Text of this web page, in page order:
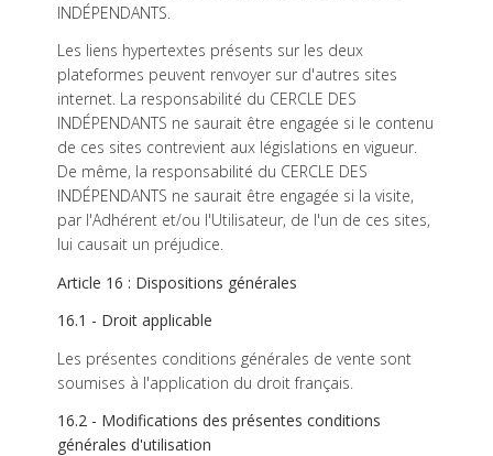
INDÉPENDANTS.
Les liens hypertextes présents sur les deux
plateformes peuvent renvoyer sur d'autres sites
internet. La responsabilité du CERCLE DES
INDÉPENDANTS ne saurait être engagée si le contenu
de ces sites contrevient aux législations en vigueur.
De même, la responsabilité du CERCLE DES
INDÉPENDANTS ne saurait être engagée si la visite,
par l'Adhérent et/ou l'Utilisateur, de l'un de ces sites,
lui causait un préjudice.
Article 16 : Dispositions générales
16.1 - Droit applicable
Les présentes conditions générales de vente sont
soumises à l'application du droit français.
16.2 - Modifications des présentes conditions
générales d'utilisation